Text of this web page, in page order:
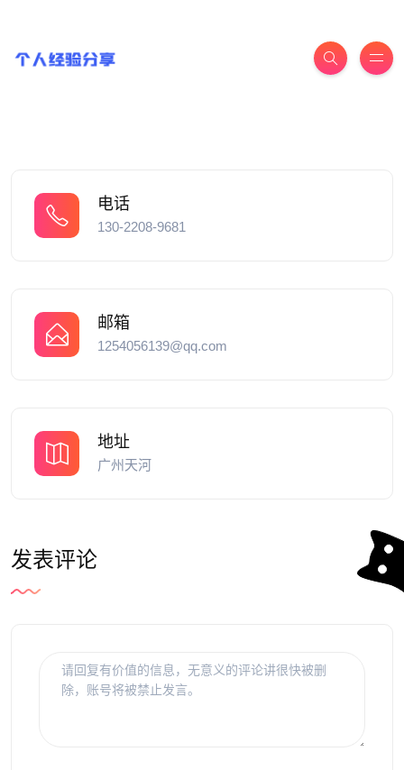
电话
130-2208-9681
邮箱
1254056139@qq.com
地址
广州天河
发表评论